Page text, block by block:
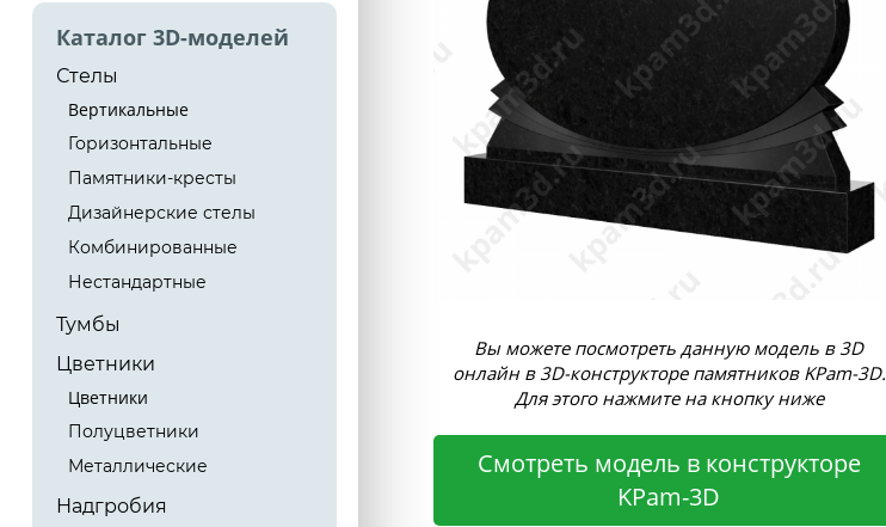
Каталог 3D-моделей
Стелы
Вертикальные
Горизонтальные
Памятники-кресты
Дизайнерские стелы
Комбинированные
Нестандартные
Тумбы
Цветники
Цветники
Полуцветники
Металлические
Надгробия
Вы можете посмотреть данную модель в 3D
онлайн в 3D-конструкторе памятников KPam-3D.
Для этого нажмите на кнопку ниже
Смотреть модель в конструкторе
KPam-3D